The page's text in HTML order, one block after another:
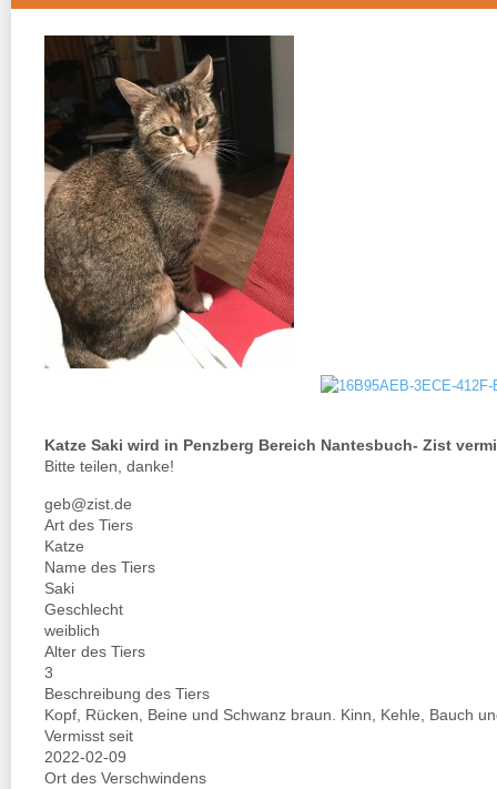
Katze Saki wird in Penzberg Bereich Nantesbuch- Zist
Bitte teilen, danke!
geb@zist.de
Art des Tiers
Katze
Name des Tiers
Saki
Geschlecht
weiblich
Alter des Tiers
3
Beschreibung des Tiers
Kopf, Rücken, Beine und Schwanz braun. Kinn, Kehle, Bauch
Vermisst seit
2022-02-09
Ort des Verschwindens